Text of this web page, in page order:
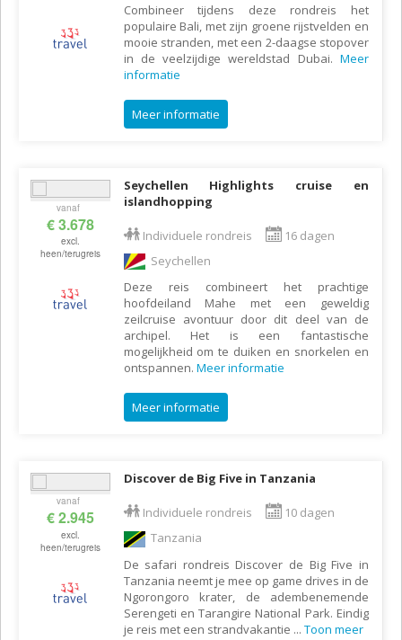
Combineer tijdens deze rondreis het
populaire Bali, met zijn groene rijstvelden en
mooie stranden, met een 2-daagse stopover
in de veelzijdige wereldstad Dubai. Meer
informatie
Meer informatie
vanaf
€ 3.678
excl.
heen/terugreis
Seychellen Highlights cruise en
islandhopping
Individuele rondreis
16 dagen
Seychellen
Deze reis combineert het prachtige
hoofdeiland Mahe met een geweldig
zeilcruise avontuur door dit deel van de
archipel. Het is een fantastische
mogelijkheid om te duiken en snorkelen en
ontspannen. Meer informatie
Meer informatie
vanaf
€ 2.945
excl.
heen/terugreis
Discover de Big Five in Tanzania
Individuele rondreis
10 dagen
Tanzania
De safari rondreis Discover de Big Five in
Tanzania neemt je mee op game drives in de
Ngorongoro krater, de adembenemende
Serengeti en Tarangire National Park. Eindig
je reis met een strandvakantie ... Toon meer